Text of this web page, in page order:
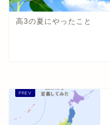
高3の夏にやったこと